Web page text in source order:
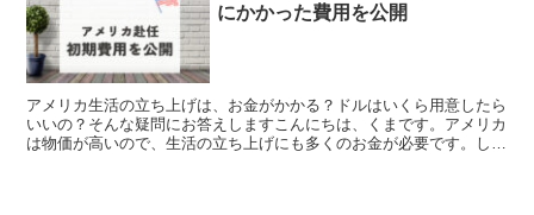
にかかった費用を公開
アメリカ生活の立ち上げは、お金がかかる？ドルはいくら用意したら
いいの？そんな疑問にお答えしますこんにちは、くまです。アメリカ
は物価が高いので、生活の立ち上げにも多くのお金が必要です。しか